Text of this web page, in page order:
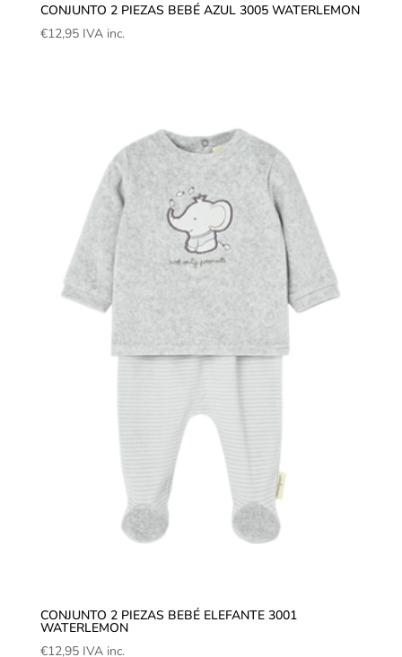
CONJUNTO 2 PIEZAS BEBÉ AZUL 3005 WATERLEMON
€12,95 IVA inc.
CONJUNTO 2 PIEZAS BEBÉ ELEFANTE 3001
WATERLEMON
€12,95 IVA inc.